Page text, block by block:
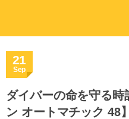
21
Sep
ダイバーの命を守る
ン オートマチック 48】